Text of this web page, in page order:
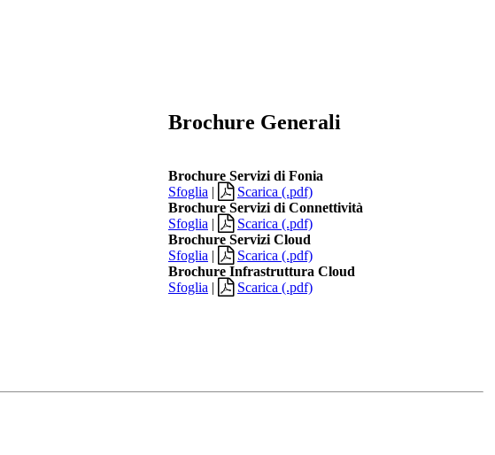
Brochure Generali
Brochure Servizi di Fonia
Sfoglia |
Scarica (.pdf)
Brochure Servizi di Connettività
Sfoglia |
Scarica (.pdf)
Brochure Servizi Cloud
Sfoglia |
Scarica (.pdf)
Brochure Infrastruttura Cloud
Sfoglia | Scarica (.pdf)